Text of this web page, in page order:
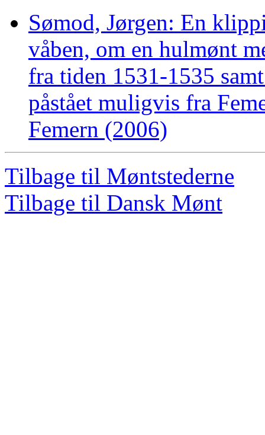
Sømod, Jørgen: En
våben, om en hulmønt
fra tiden 1531-1535
påstået muligvis fra
Femern (2006)
Tilbage til Møntstederne
Tilbage til Dansk Mønt